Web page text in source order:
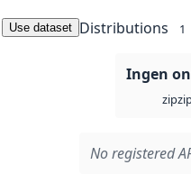
Use dataset Distributions 1
Ingen
zip
No registered